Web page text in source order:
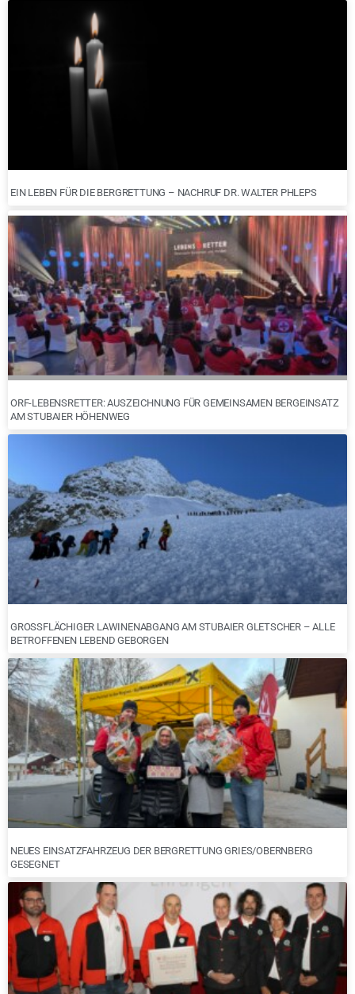
EIN LEBEN FÜR DIE BERGRETTUNG – NACHRUF DR. WALTER PHLEPS
ORF-LEBENSRETTER: AUSZEICHNUNG FÜR GEMEINSAMEN BERGEINSATZ
AM STUBAIER HÖHENWEG
GROSSFLÄCHIGER LAWINENABGANG AM STUBAIER GLETSCHER – ALLE B
ETROFFENEN LEBEND GEBORGEN
NEUES EINSATZFAHRZEUG DER BERGRETTUNG GRIES/OBERNBERG
GESEGNET